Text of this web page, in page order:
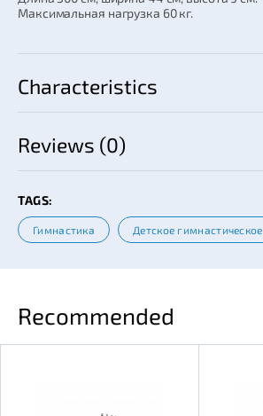
Максимальная нагрузка 60 кг.
Characteristics
Reviews (0)
TAGS:
Гимнастика Детское
Recommended